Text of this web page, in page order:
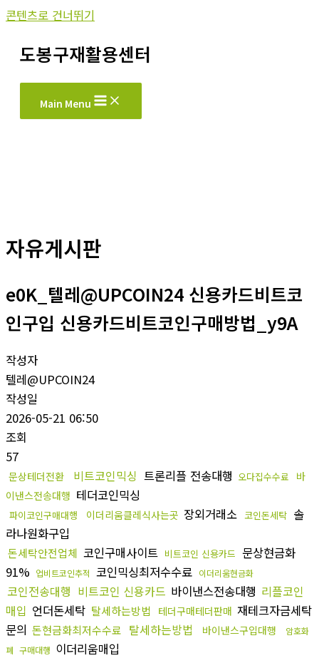
콘텐츠로 건너뛰기
도봉구재활용센터
Main Menu
자유게시판
e0K_텔레@UPCOIN24 신용카드비트코
인구입 신용카드비트코인구매방법_y9A
작성자
텔레@UPCOIN24
작성일
2026-05-21 06:50
조회
57
문상테더전환 비트코인믹싱 트론리플 전송대행 오다집수수료
바
이낸스전송대행 테더코인믹싱
파이코인구매대행 이더리움클레식사는곳 장외거래소 코인돈세탁 솔
라나원화구입
돈세탁안전업체 코인구매사이트 비트코인 신용카드 문상현금화
91% 업비트코인추적 코인믹싱최저수수료 이더리움현금화
코인전송대행 비트코인 신용카드 바이낸스전송대행 리플코인
매입 언더돈세탁 탈세하는방법 테더구매테더판매 재테크자금세탁
문의 돈현금화최저수수료 탈세하는방법 바이낸스구입대행
암호화
폐 구매대행 이더리움매입